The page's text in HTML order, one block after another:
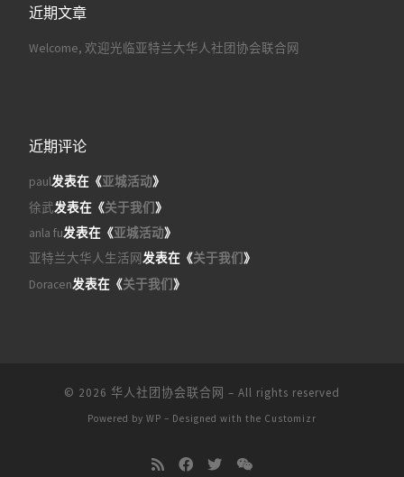
近期文章
Welcome, 欢迎光临亚特兰大华人社团协会联合网
近期评论
paul发表在《亚城活动》
徐武发表在《关于我们》
anla fu发表在《亚城活动》
亚特兰大华人生活网发表在《关于我们》
Doracen发表在《关于我们》
© 2026 华人社团协会联合网 – All rights reserved
Powered by WP – Designed with the Customizr